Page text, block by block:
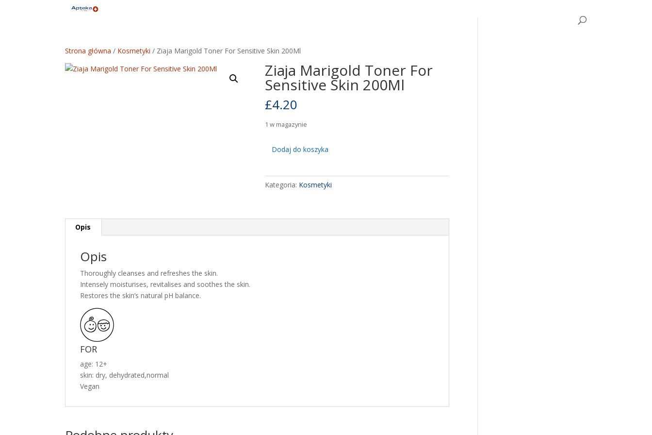
Strona główna / Kosmetyki / Ziaja Marigold Toner For Sensitive Skin 200Ml
Ziaja Marigold Toner For
Sensitive Skin 200Ml
£4.20
1 w magazynie
ilość
Toner
Dodaj do koszyka
Kategoria: Kosmetyki
Opis
Opis
Thoroughly cleanses and refreshes the skin.
Intensely moisturises, revitalises and soothes the skin.
Restores the skin’s natural pH balance.
FOR
age: 12+
skin: dry, dehydrated,normal
Vegan